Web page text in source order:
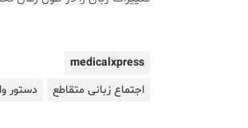
medicalxpress
اجتماع زبانی متقاطع
دستور